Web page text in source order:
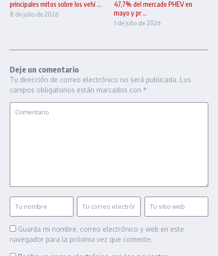
principales mitos sobre los vehí ...
8 de julio de 2026
47,7% del mercado PHEV en
mayo y pr ...
1 de julio de 2026
Deje un comentario
Tu dirección de correo electrónico no será publicada. Los
campos obligatorios están marcados con *
Guarda mi nombre, correo electrónico y web en este
navegador para la próxima vez que comente.